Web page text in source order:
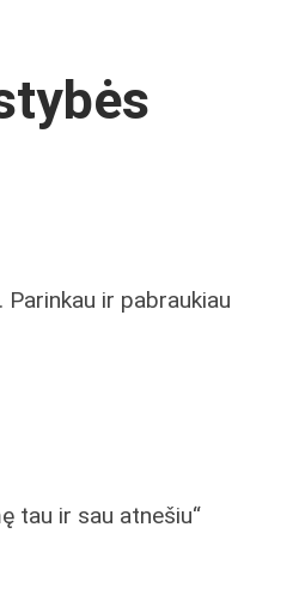
ir pabraukiau
tau ir sau atnešiu“